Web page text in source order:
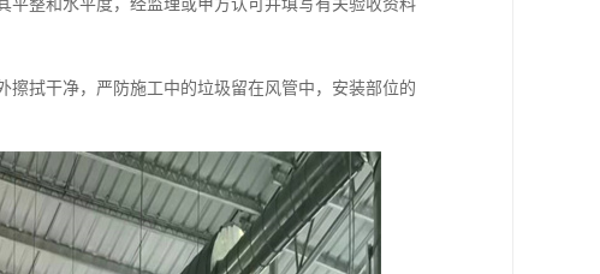
平整和水平度，经监理或甲方认可并填写有关验收资料
拭干净，严防施工中的垃圾留在风管中，安装部位的